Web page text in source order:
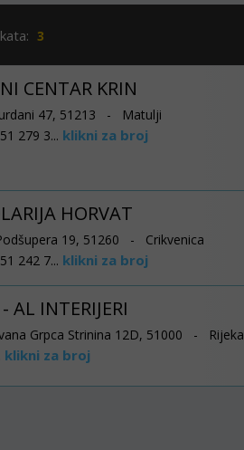
3
CENTAR KRIN
47, 51213 - Matulji
279 3... klikni za broj
HORVAT
19, 51260 - Crikvenica
242 7... klikni za broj
AL INTERIJERI
Grpca Strinina 12D, 51000 - Rijeka
klikni za broj